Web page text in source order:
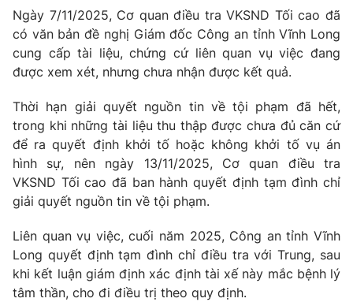
Ngày 7/11/2025, Cơ quan điều tra VKSND Tối cao đã
có văn bản đề nghị Giám đốc Công an tỉnh Vĩnh Long
cung cấp tài liệu, chứng cứ liên quan vụ việc đang
được xem xét, nhưng chưa nhận được kết quả.
Thời hạn giải quyết nguồn tin về tội phạm đã hết,
trong khi những tài liệu thu thập được chưa đủ căn cứ
để ra quyết định khởi tố hoặc không khởi tố vụ án
hình sự, nên ngày 13/11/2025, Cơ quan điều tra
VKSND Tối cao đã ban hành quyết định tạm đình chỉ
giải quyết nguồn tin về tội phạm.
Liên quan vụ việc, cuối năm 2025, Công an tỉnh Vĩnh
Long quyết định tạm đình chỉ điều tra với Trung, sau
khi kết luận giám định xác định tài xế này mắc bệnh lý
tâm thần, cho đi điều trị theo quy định.